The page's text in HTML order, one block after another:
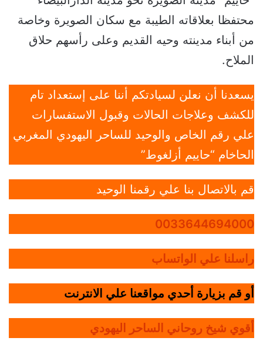
محتفظا بعلاقاته الطيبة مع سكان الصويرة وخاصة
من أبناء مدينته وحيه القديم وعلى رأسهم حلاق
الملاح.
يسعدنا أن نعلن لسيادتكم أننا على إستعداد تام
للكشف وعلاجات الحالات وقبول الاستفسارات
علي رقم الخاص والوحيد للساحر اليهودي المغربي
الحاخام “حاييم أزلغوط”
قم بالاتصال بنا علي رقمنا الوحيد
0033644694000
راسلنا علي الواتساب
أو قم بزيارة أحدي مواقعنا علي الانترنت
أقوي شيخ روحاني الساحر اليهودي